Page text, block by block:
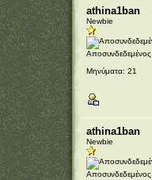
athina1ban
Newbie
Αποσυνδεδεμένος
Μηνύματα: 21
athina1ban
Newbie
Αποσυνδεδεμένος